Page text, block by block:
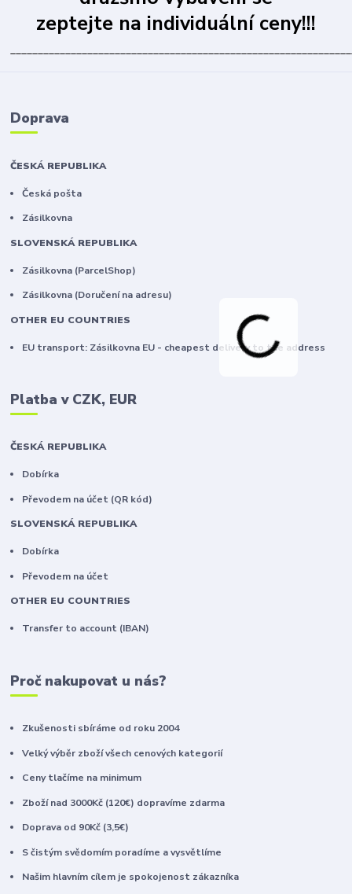
zeptejte na individuální ceny!!!
Doprava
ČESKÁ REPUBLIKA
Česká pošta
Zásilkovna
SLOVENSKÁ REPUBLIKA
Zásilkovna (ParcelShop)
Zásilkovna (Doručení na adresu)
OTHER EU COUNTRIES
EU transport: Zásilkovna EU - cheapest delivery to the address
Platba v CZK, EUR
ČESKÁ REPUBLIKA
Dobírka
Převodem na účet (QR kód)
SLOVENSKÁ REPUBLIKA
Dobírka
Převodem na účet
OTHER EU COUNTRIES
Transfer to account (IBAN)
Proč nakupovat u nás?
Zkušenosti sbíráme od roku 2004
Velký výběr zboží všech cenových kategorií
Ceny tlačíme na minimum
Zboží nad 3000Kč (120€) dopravíme zdarma
Doprava od 90Kč (3,5€)
S čistým svědomím poradíme a vysvětlíme
Našim hlavním cílem je spokojenost zákazníka